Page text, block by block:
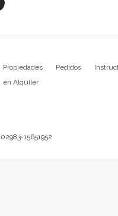
Propiedades
en Alquiler
Pedidos
15651952